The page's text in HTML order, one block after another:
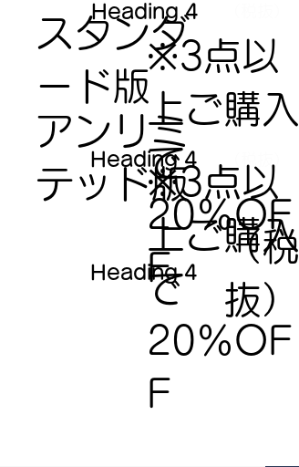
スタンダ
ード版
アンリミ
テッド版
Heading 4
Heading 4
※3点以
上ご購入
で​
20％OF
F
Heading 4
（税
抜）
※3点以
上ご購入
で​
20％OF
F